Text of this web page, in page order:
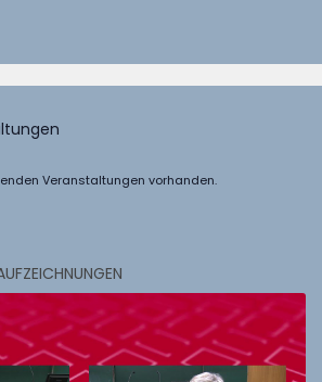
Veranstaltungen vorhanden.